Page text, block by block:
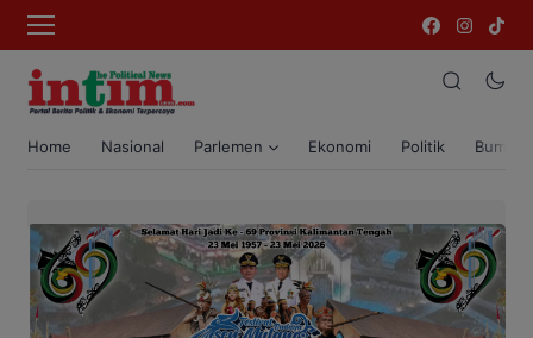
Home Nasional Parlemen Ekonomi Politik Bumi